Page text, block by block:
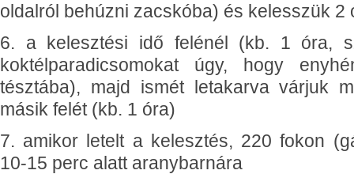
oldalról behúzni zacskóba) és kelesszük 2
6. a kelesztési idő felénél (kb. 1 óra,
koktélparadicsomokat úgy, hogy
tésztába), majd ismét letakarva várjuk
másik felét (kb. 1 óra)
7. amikor letelt a kelesztés, 220 fokon
10-15 perc alatt aranybarnára